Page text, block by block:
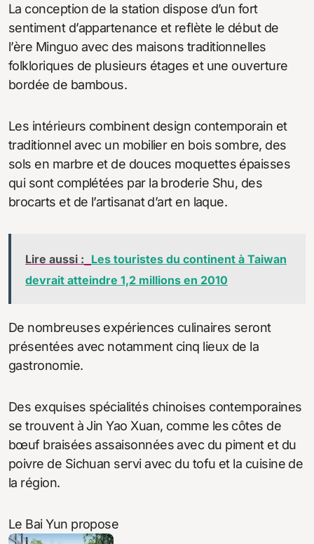
La conception de la station dispose d’un fort
sentiment d’appartenance et reflète le début de
l’ère Minguo avec des maisons traditionnelles
folkloriques de plusieurs étages et une ouverture
bordée de bambous.
Les intérieurs combinent design contemporain et
traditionnel avec un mobilier en bois sombre, des
sols en marbre et de douces moquettes épaisses
qui sont complétées par la broderie Shu, des
brocarts et de l’artisanat d’art en laque.
Lire aussi : Les touristes du continent à Taiwan
devrait atteindre 1,2 millions en 2010
De nombreuses expériences culinaires seront
présentées avec notamment cinq lieux de la
gastronomie.
Des exquises spécialités chinoises contemporaines
se trouvent à Jin Yao Xuan, comme les côtes de
bœuf braisées assaisonnées avec du piment et du
poivre de Sichuan servi avec du tofu et la cuisine de
la région.
Le Bai Yun propose